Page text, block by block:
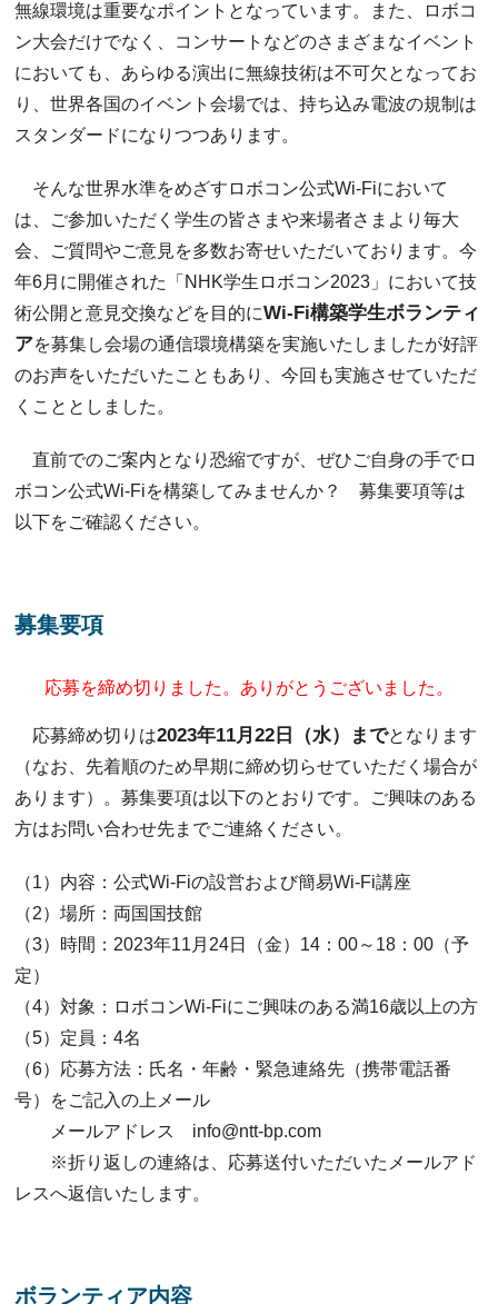
無線環境は重要なポイントとなっています。また、ロボコ
ン大会だけでなく、コンサートなどのさまざまなイベント
においても、あらゆる演出に無線技術は不可欠となってお
り、世界各国のイベント会場では、持ち込み電波の規制は
スタンダードになりつつあります。
そんな世界水準をめざすロボコン公式Wi-Fiにおいて
は、ご参加いただく学生の皆さまや来場者さまより毎大
会、ご質問やご意見を多数お寄せいただいております。今
年6月に開催された「NHK学生ロボコン2023」において技
術公開と意見交換などを目的にWi-Fi構築学生ボランティ
アを募集し会場の通信環境構築を実施いたしましたが好評
のお声をいただいたこともあり、今回も実施させていただ
くこととしました。
直前でのご案内となり恐縮ですが、ぜひご自身の手でロ
ボコン公式Wi-Fiを構築してみませんか？ 募集要項等は
以下をご確認ください。
募集要項
応募を締め切りました。ありがとうございました。
応募締め切りは2023年11月22日（水）までとなります
（なお、先着順のため早期に締め切らせていただく場合が
あります）。募集要項は以下のとおりです。ご興味のある
方はお問い合わせ先までご連絡ください。
（1）内容：公式Wi-Fiの設営および簡易Wi-Fi講座
（2）場所：両国国技館
（3）時間：2023年11月24日（金）14：00～18：00（予
定）
（4）対象：ロボコンWi-Fiにご興味のある満16歳以上の方
（5）定員：4名
（6）応募方法：氏名・年齢・緊急連絡先（携帯電話番
号）をご記入の上メール
メールアドレス info@ntt-bp.com
※折り返しの連絡は、応募送付いただいたメールアド
レスへ返信いたします。
ボランティア内容